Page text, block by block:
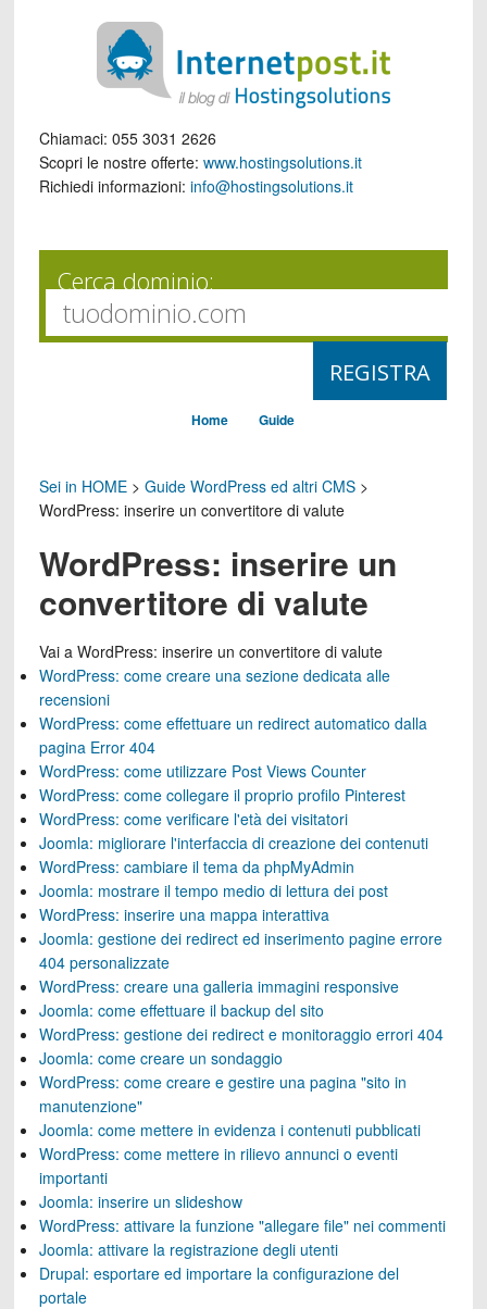
Chiamaci: 055 3031 2626
Scopri le nostre offerte: www.hostingsolutions.it
Richiedi informazioni: info@hostingsolutions.it
Cerca dominio:
Home Guide
Sei in HOME> Guide WordPress ed altri CMS>
WordPress: inserire un convertitore di valute
WordPress: inserire un
convertitore di valute
Vai a WordPress: inserire un convertitore di valute
WordPress: come creare una sezione dedicata alle
recensioni
WordPress: come effettuare un redirect automatico dalla
pagina Error 404
WordPress: come utilizzare Post Views Counter
WordPress: come collegare il proprio profilo Pinterest
WordPress: come verificare l'età dei visitatori
Joomla: migliorare l'interfaccia di creazione dei contenuti
WordPress: cambiare il tema da phpMyAdmin
Joomla: mostrare il tempo medio di lettura dei post
WordPress: inserire una mappa interattiva
Joomla: gestione dei redirect ed inserimento pagine errore
404 personalizzate
WordPress: creare una galleria immagini responsive
Joomla: come effettuare il backup del sito
WordPress: gestione dei redirect e monitoraggio errori 404
Joomla: come creare un sondaggio
WordPress: come creare e gestire una pagina "sito in
manutenzione"
Joomla: come mettere in evidenza i contenuti pubblicati
WordPress: come mettere in rilievo annunci o eventi
importanti
Joomla: inserire un slideshow
WordPress: attivare la funzione "allegare file" nei commenti
Joomla: attivare la registrazione degli utenti
Drupal: esportare ed importare la configurazione del
portale